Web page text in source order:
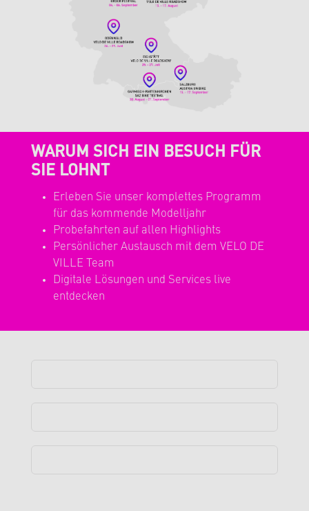
WARUM SICH EIN BESUCH FÜR
SIE LOHNT
Erleben Sie unser komplettes Programm
für das kommende Modelljahr
Probefahrten auf allen Highlights
Persönlicher Austausch mit dem VELO DE
VILLE Team
Digitale Lösungen und Services live
entdecken